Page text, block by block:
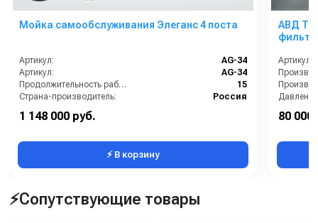
Мойка самообслуживания Элеганс 4 поста
Артикул:
AG-34
Артикул:
AG-34
Продолжительность работы (мин):
15
Страна-производитель:
Россия
Рабочее давление (бар):
Гарантия:
1 148 000 руб.
⚡ В корзину
АВД
Артикул:
80 000
⚡Сопутствующие товары